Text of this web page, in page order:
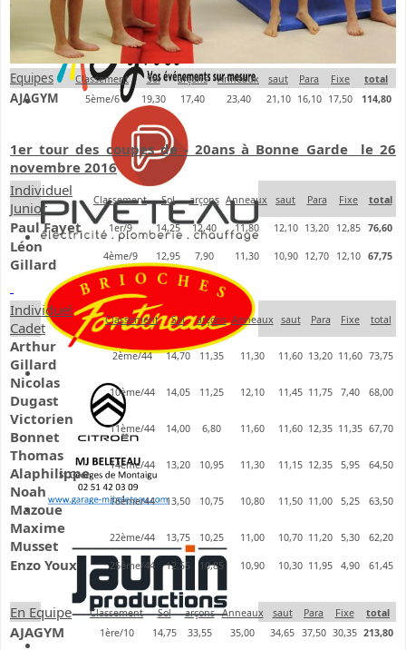
Equipes Classement Sol arçons Anneaux saut Para Fixe total
AJAGYM 5ème/6 19,30 17,40 23,40 21,10 16,10 17,50 114,80
1er tour des coupes de - 20ans à Bonne Garde le 26
novembre 2016
Individuel
Junior
Classement Sol arçons Anneaux saut Para Fixe total
Paul Fayet 1er/9 14,25 12,40 11,80 12,10 13,20 12,85 76,60
Léon
Gillard
4ème/9 12,95 7,90 11,30 10,90 12,70 12,10 67,75
Individuel
Cadet
Classement Sol arçons Anneaux saut Para Fixe total
Arthur
Gillard
2ème/44 14,70 11,35 11,30 11,60 13,20 11,60 73,75
Nicolas
Dugast
10ème/44 14,05 11,25 12,10 11,45 11,75 7,40 68,00
Victorien
Bonnet
11ème/44 14,00 6,80 11,60 11,60 12,35 11,35 67,70
Thomas
Alaphilippe
14ème/44 13,20 10,95 11,30 11,15 12,35 5,95 64,50
Noah
Mazoue
16ème/44 13,50 10,75 10,80 11,50 11,00 5,25 63,50
Maxime
Musset
22ème/44 13,75 10,25 11,00 10,70 11,20 5,30 62,20
Enzo Youx 25ème/44 12,55 10,85 10,90 10,30 11,95 4,90 61,45
En Equipe Classement Sol arçons Anneaux saut Para Fixe total
AJAGYM 1ère/10 14,75 33,55 35,00 34,65 37,50 30,35 213,80